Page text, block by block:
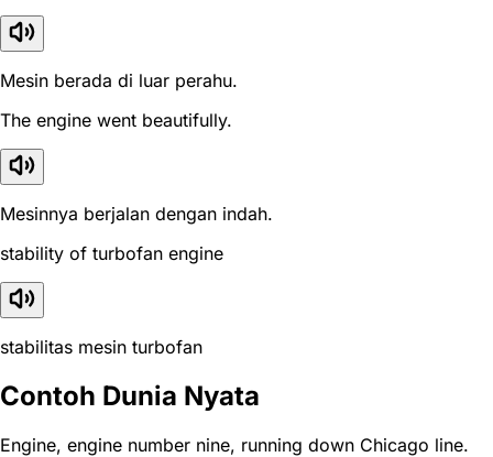
Mesin berada di luar perahu.
The engine went beautifully.
Mesinnya berjalan dengan indah.
stability of turbofan engine
stabilitas mesin turbofan
Contoh Dunia Nyata
Engine, engine number nine, running down Chicago line.